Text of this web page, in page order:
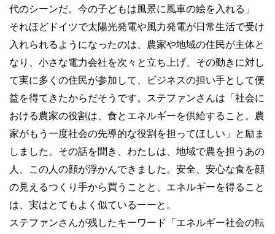
代のシーンだ。今の子どもは風景に風車の絵を入れる」
それほどドイツで太陽光発電や風力発電が日常生活で受け
入れられるようになったのは、農家や地域の住民が主体と
なり、小さな電力会社を次々と立ち上げ、その動きに対し
て実に多くの住民が参加して、ビジネスの担い手として便
益を得てきたからだそうです。ステファンさんは「社会に
おける農家の役割は、食とエネルギーを供給すること。農
家がもう一度社会の先導的な役割を担ってほしい」と励ま
しました。その話を聞き、わたしは、地域で農を担うあの
人、この人の顔が浮かんできました。安全、安心な食を顔
の見えるつくり手から買うことと、エネルギーを得ること
は、実はとてもよく似ているーーと。
ステファンさんが残したキーワード「エネルギー社会の転